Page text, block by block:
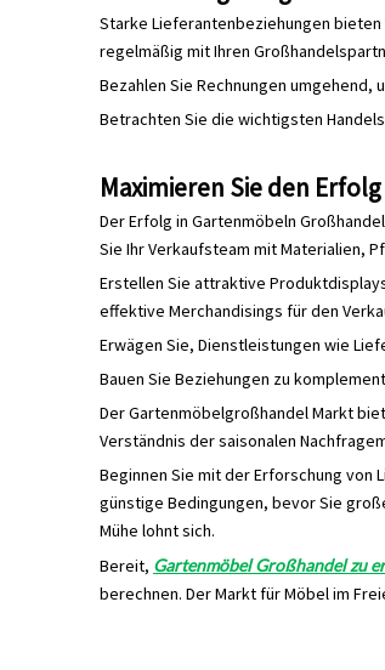
Starke Lieferantenbeziehungen
regelmäßig mit Ihren
Bezahlen Sie Rechnungen
Betrachten Sie die wichtigsten
Maximieren Sie den
Der Erfolg in Gartenmöbeln
Sie Ihr Verkaufsteam mit Materialien,
Erstellen Sie attraktive
effektive Merchandisings für den
Erwägen Sie, Dienstleistungen wie
Bauen Sie Beziehungen zu
Der Gartenmöbelgroßhandel Markt
Verständnis der saisonalen
Beginnen Sie mit der Erforschung von
günstige Bedingungen, bevor Sie
Mühe lohnt sich.
Bereit, Gartenmöbel Großhandel zu
berechnen. Der Markt für Möbel im